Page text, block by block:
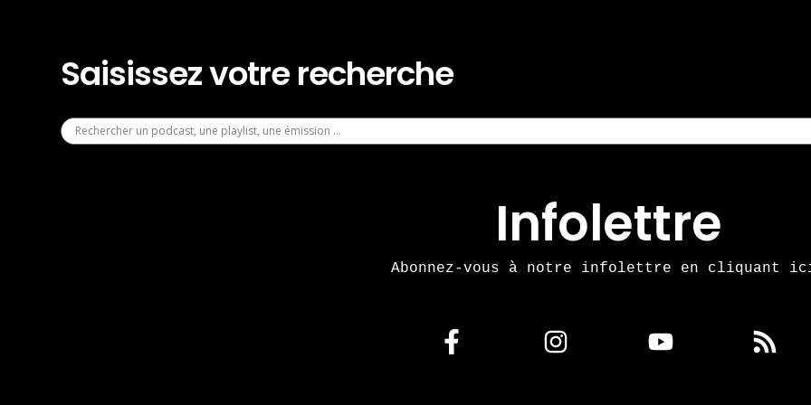
Saisissez votre recherche
Infolettre
Abonnez-vous à notre infolettre en cliquant